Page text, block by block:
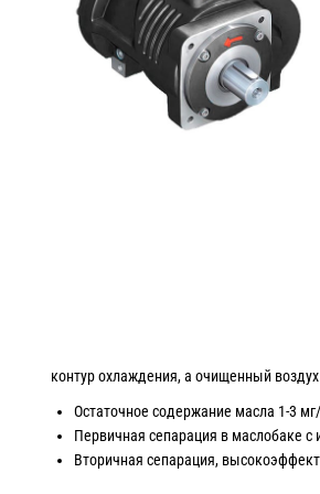
контур охлаждения, а очищенный
Остаточное содержание масла 1-3
Первичная сепарация в маслобаке
Вторичная сепарация,